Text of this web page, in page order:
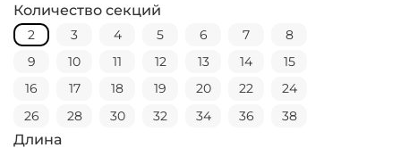
Количество секций
2 3 4 5 6 7
8
9
10 11 12 13 14
15
16
17 18 19 20 22
24
26
28 30 32 34 36 38
Длина